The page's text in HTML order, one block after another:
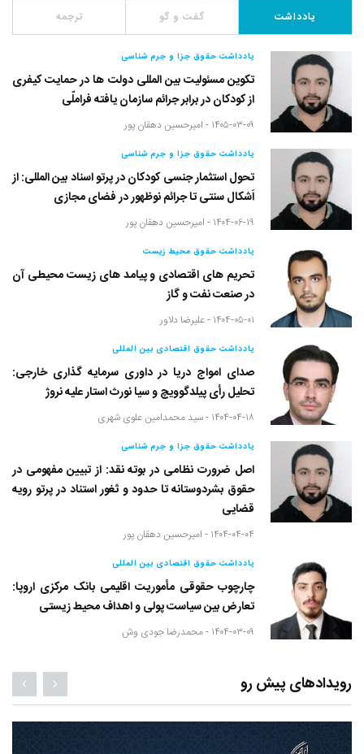
یادداشت گفت و گو ترجمه
یادداشت حقوق جزا و جرم شناسی
تکوین مسئولیت بین المللی دولت ها در حمایت کیفری
از کودکان در برابر جرائم سازمان یافته فراملّی
۱۴۰۵-۰۳-۰۹ - امیرحسین دهقان پور
یادداشت حقوق جزا و جرم شناسی
تحول استثمار جنسی کودکان در پرتو اسناد بین المللی: از
اَشکال سنتی تا جرائم نوظهور در فضای مجازی
۱۴۰۴-۰۶-۱۹ - امیرحسین دهقان پور
یادداشت حقوق محیط زیست
تحریم های اقتصادی و پیامد های زیست محیطی آن
در صنعت نفت و گاز
۱۴۰۴-۰۵-۰۱ - علیرضا دلاور
یادداشت حقوق اقتصادی بین المللی
صدای امواج دریا در داوری سرمایه گذاری خارجی:
تحلیل رأی پیلدگوویچ و سیا نورث استار علیه نروژ
۱۴۰۴-۰۴-۱۸ - سید محمدامین علوی شهری
یادداشت حقوق جزا و جرم شناسی
اصل ضرورت نظامی در بوته نقد: از تبیین مفهومی در
حقوق بشردوستانه تا حدود و ثغور استناد در پرتو رویه
قضایی
۱۴۰۴-۰۴-۰۴ - امیرحسین دهقان پور
یادداشت حقوق اقتصادی بین المللی
چارچوب حقوقی مأموریت اقلیمی بانک مرکزی اروپا:
تعارض بین سیاست پولی و اهداف محیط زیستی
۱۴۰۴-۰۳-۰۹ - محمدرضا جودی وش
رویدادهای پیش رو